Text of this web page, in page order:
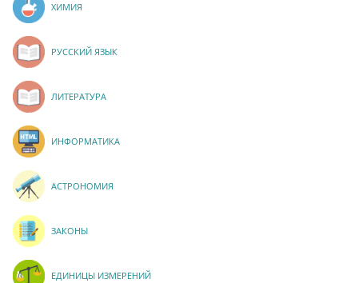
ХИМИЯ
РУССКИЙ ЯЗЫК
ЛИТЕРАТУРА
ИНФОРМАТИКА
АСТРОНОМИЯ
ЗАКОНЫ
ЕДИНИЦЫ ИЗМЕРЕНИЙ